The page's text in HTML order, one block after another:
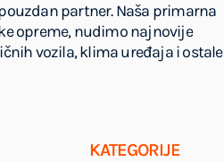
partner. Naša primarna
opreme, nudimo najnovije
vozila, klima uređaja i ostale
KATEGORIJE